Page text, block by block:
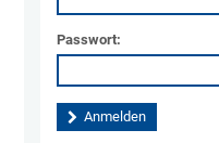
Passwort: